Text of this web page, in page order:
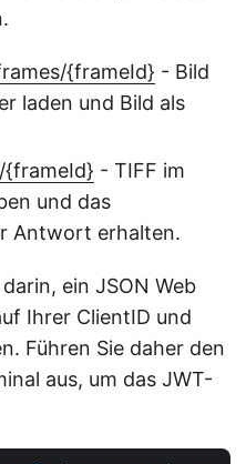
{frameId} - Bild
laden und Bild als
{frameId} - TIFF im
und das
Antwort erhalten.
ein JSON Web
Ihrer ClientID und
Führen Sie daher den
aus, um das JWT-